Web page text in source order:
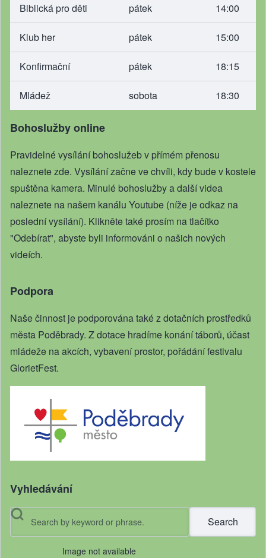
Biblická pro děti pátek 14:00
Klub her pátek 15:00
Konfirmační pátek 18:15
Mládež sobota 18:30
Bohoslužby online
Pravidelné vysílání bohoslužeb v přímém přenosu
naleznete zde. Vysílání začne ve chvíli, kdy bude v kostele
spuštěna kamera. Minulé bohoslužby a další videa
naleznete na našem kanálu Youtube (níže je odkaz na
poslední vysílání). Klikněte také prosím na tlačítko
"Odebírat", abyste byli informováni o našich nových
videích.
Podpora
Naše činnost je podporována také z dotačních prostředků
města Poděbrady. Z dotace hradíme konání táborů, účast
mládeže na akcích, vybavení prostor, pořádání festivalu
GlorietFest.
Vyhledávání
Search
Image not available